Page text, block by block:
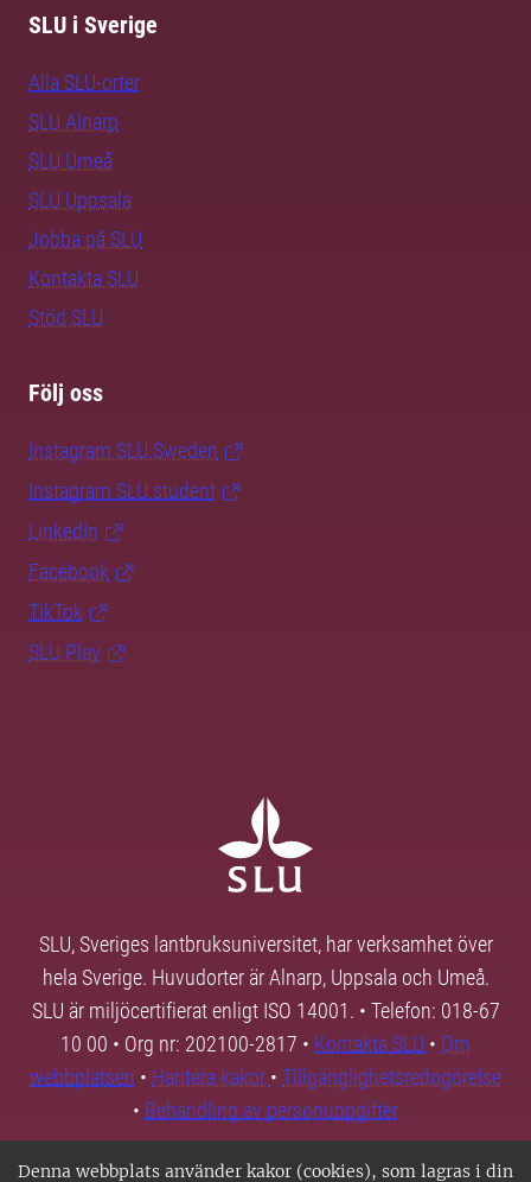
Denna webbplats använder kakor (cookies), som lagras i din
SLU i Sverige
Alla SLU-orter
SLU Alnarp
SLU Umeå
SLU Uppsala
Jobba på SLU
Kontakta SLU
Stöd SLU
Följ oss
Instagram SLU.Sweden
Instagram SLU.student
LinkedIn
Facebook
TikTok
SLU Play
SLU, Sveriges lantbruksuniversitet, har verksamhet över
hela Sverige. Huvudorter är Alnarp, Uppsala och Umeå.
SLU är miljöcertifierat enligt ISO 14001. • Telefon: 018-67
10 00 • Org nr: 202100-2817 • Kontakta SLU • Om
webbplatsen • Hantera kakor • Tillgänglighetsredogörelse
• Behandling av personuppgifter